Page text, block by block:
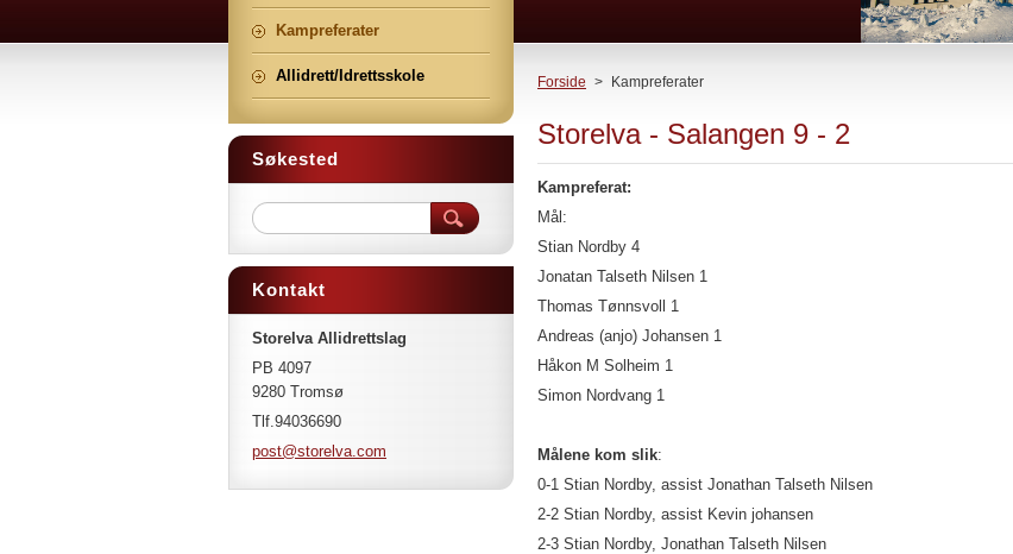
Forside > Kampreferater
Storelva - Salangen 9 - 2
Kampreferat:
Mål:
Stian Nordby 4
Jonatan Talseth Nilsen 1
Thomas Tønnsvoll 1
Andreas (anjo) Johansen 1
Håkon M Solheim 1
Simon Nordvang 1
Målene kom slik:
0-1 Stian Nordby, assist Jonathan Talseth Nilsen
2-2 Stian Nordby, assist Kevin johansen
2-3 Stian Nordby, Jonathan Talseth Nilsen
Kampreferater
Allidrett/Idrettsskole
Søkested
Kontakt
Storelva Allidrettslag
PB 4097
9280 Tromsø
Tlf.94036690
post@storelva.com